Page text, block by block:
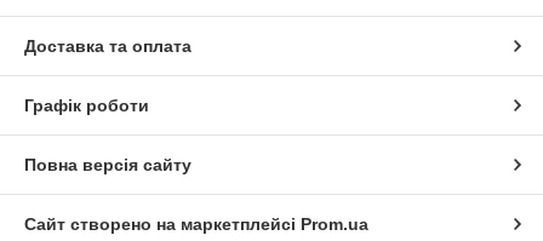
Доставка та оплата
Графік роботи
Повна версія сайту
Сайт створено на маркетплейсі Prom.ua